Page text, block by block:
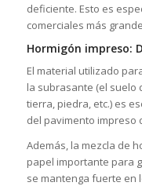
deficiente. Esto es
comerciales más
Hormigón impreso:
El material utilizado
la subrasante (el suelo
tierra, piedra, etc.) es
del pavimento impreso
Además, la mezcla de
papel importante para
se mantenga fuerte en